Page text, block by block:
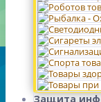
Защита